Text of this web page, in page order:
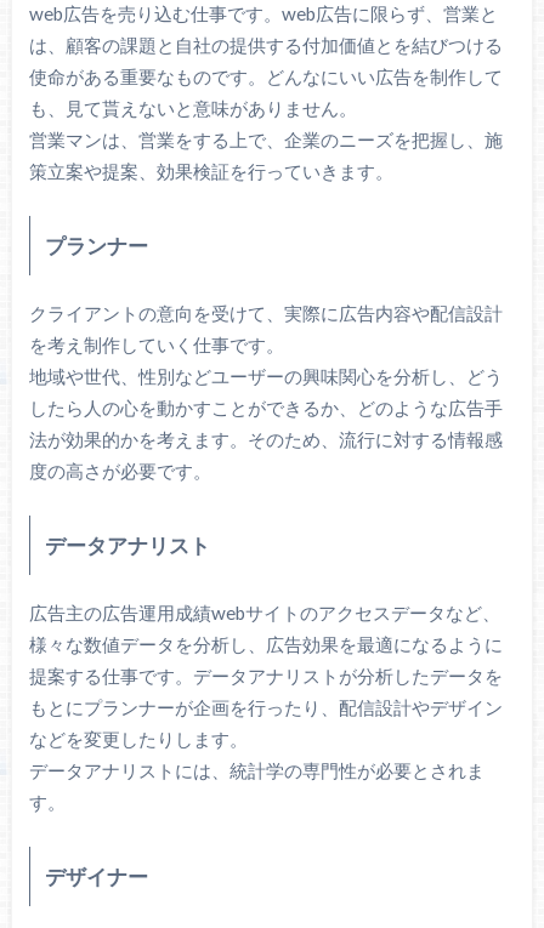
web広告を売り込む仕事です。web広告に限らず、営業と
は、顧客の課題と自社の提供する付加価値とを結びつける
使命がある重要なものです。どんなにいい広告を制作して
も、見て貰えないと意味がありません。
営業マンは、営業をする上で、企業のニーズを把握し、施
策立案や提案、効果検証を行っていきます。
プランナー
クライアントの意向を受けて、実際に広告内容や配信設計
を考え制作していく仕事です。
地域や世代、性別などユーザーの興味関心を分析し、どう
したら人の心を動かすことができるか、どのような広告手
法が効果的かを考えます。そのため、流行に対する情報感
度の高さが必要です。
データアナリスト
広告主の広告運用成績webサイトのアクセスデータなど、
様々な数値データを分析し、広告効果を最適になるように
提案する仕事です。データアナリストが分析したデータを
もとにプランナーが企画を行ったり、配信設計やデザイン
などを変更したりします。
データアナリストには、統計学の専門性が必要とされま
す。
デザイナー